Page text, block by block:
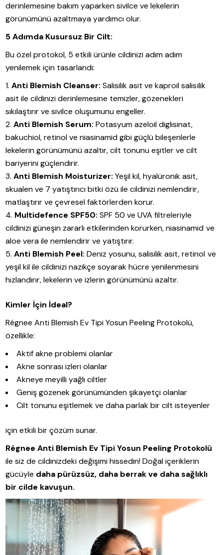
derinlemesine bakım yaparken sivilce ve lekelerin
görünümünü azaltmaya yardımcı olur.
5 Adımda Kusursuz Bir Cilt:
Bu özel protokol, 5 etkili ürünle cildinizi adım adım
yenilemek için tasarlandı:
Anti Blemish Cleanser: Salisilik asit ve kaproil salisilik
asit ile cildinizi derinlemesine temizler, gözenekleri
sıkılaştırır ve sivilce oluşumunu engeller.
Anti Blemish Serum: Potasyum azeloil diglisinat,
bakuchiol, retinol ve niasinamid gibi güçlü bileşenlerle
lekelerin görünümünü azaltır, cilt tonunu eşitler ve cilt
bariyerini güçlendirir.
Anti Blemish Moisturizer: Yeşil kil, hyalüronik asit,
skualen ve 7 yatıştırıcı bitki özü ile cildinizi nemlendirir,
matlaştırır ve çevresel faktörlerden korur.
Multidefence SPF50: SPF 50 ve UVA filtreleriyle
cildinizi güneşin zararlı etkilerinden korurken, niasinamid ve
aloe vera ile nemlendirir ve yatıştırır.
Anti Blemish Peel: Deniz yosunu, salisilik asit, retinol ve
yeşil kil ile cildinizi nazikçe soyarak hücre yenilenmesini
hızlandırır, lekelerin ve izlerin görünümünü azaltır.
Kimler İçin İdeal?
Régnee Anti Blemish Ev Tipi Yosun Peeling Protokolü,
özellikle:
Aktif akne problemi olanlar
Akne sonrası izleri olanlar
Akneye meyilli yağlı ciltler
Geniş gözenek görünümünden şikayetçi olanlar
Cilt tonunu eşitlemek ve daha parlak bir cilt isteyenler
için etkili bir çözüm sunar.
Régnee Anti Blemish Ev Tipi Yosun Peeling Protokolü
ile siz de cildinizdeki değişimi hissedin! Doğal içeriklerin
gücüyle daha pürüzsüz, daha berrak ve daha sağlıklı
bir cilde kavuşun.